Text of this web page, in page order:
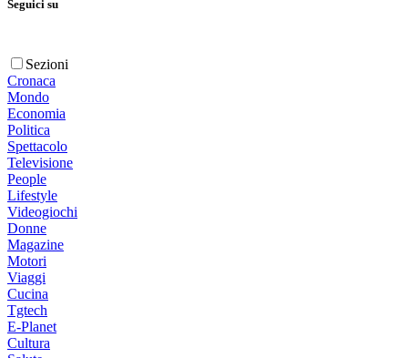
Seguici su
Sezioni
Cronaca
Mondo
Economia
Politica
Spettacolo
Televisione
People
Lifestyle
Videogiochi
Donne
Magazine
Motori
Viaggi
Cucina
Tgtech
E-Planet
Cultura